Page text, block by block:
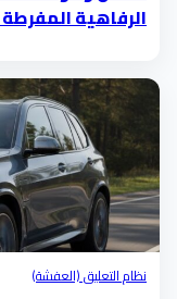
الرفاهية المفرطة
نظام التعليق (العفشة)